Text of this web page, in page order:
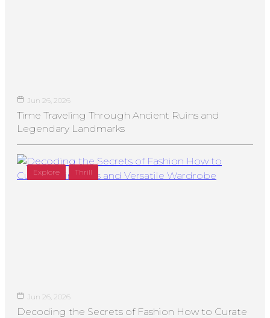
Jun 26, 2026
Time Traveling Through Ancient Ruins and
Legendary Landmarks
Explore Thrill
Jun 26, 2026
Decoding the Secrets of Fashion How to Curate